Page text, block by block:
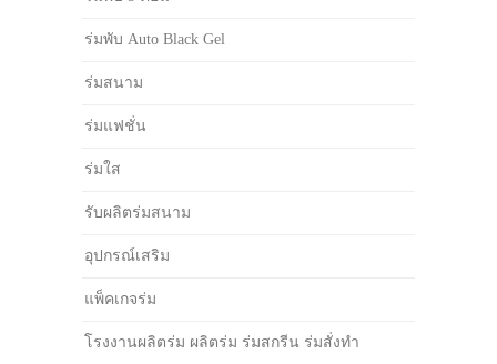
ร่มพับ Auto Black Gel
ร่มสนาม
ร่มแฟชั่น
ร่มใส
รับผลิตร่มสนาม
อุปกรณ์เสริม
แพ็คเกจร่ม
โรงงานผลิตร่ม ผลิตร่ม ร่มสกรีน ร่มสั่งทำ